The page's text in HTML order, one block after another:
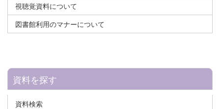
視聴覚資料について
図書館利用のマナーについて
資料を探す
資料検索